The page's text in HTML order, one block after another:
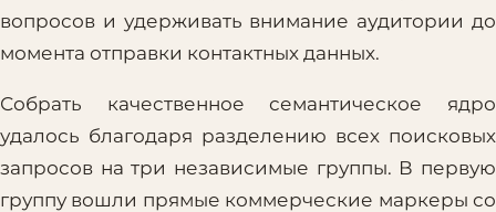
вопросов и удерживать внимание аудитории до
момента отправки контактных данных.
Собрать качественное семантическое ядро
удалось благодаря разделению всех поисковых
запросов на три независимые группы. В первую
группу вошли прямые коммерческие маркеры со